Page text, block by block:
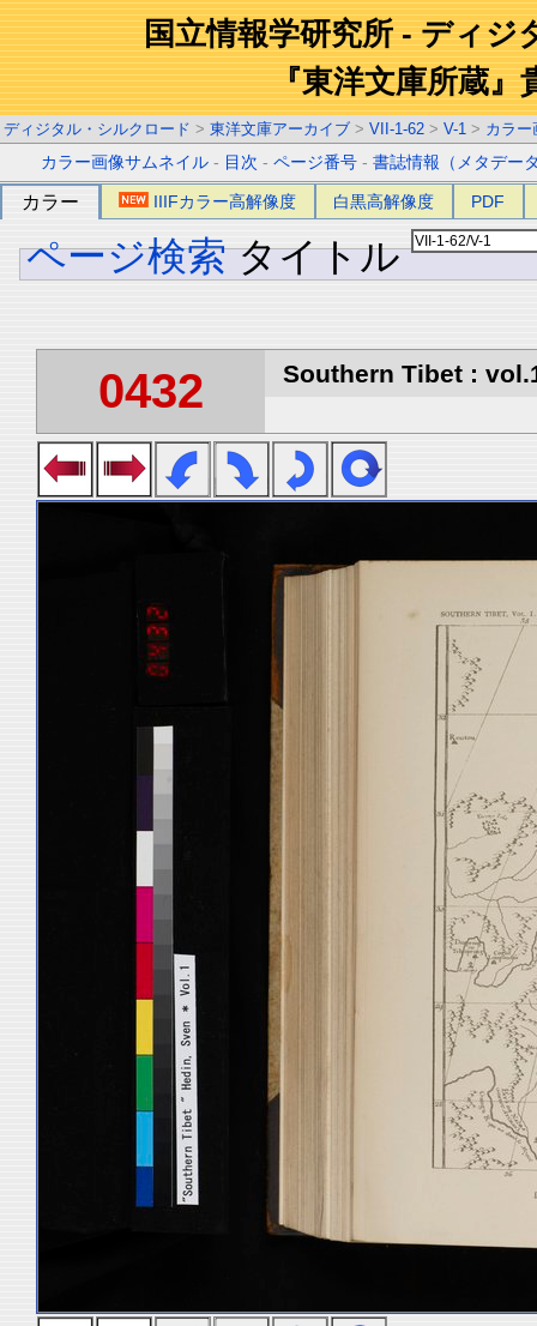
国立情報学研究所 - ディジ
『東洋文庫所蔵』
ディジタル・シルクロード > 東洋文庫アーカイブ > VII-1-62 > V-1 > カラー
カラー画像サムネイル - 目次 -ページ番号 -書誌情報（メタデー
カラー IIIFカラー高解像度 白黒高解像度 PDF
ページ検索 タイトル
0432 Southern Tibet :